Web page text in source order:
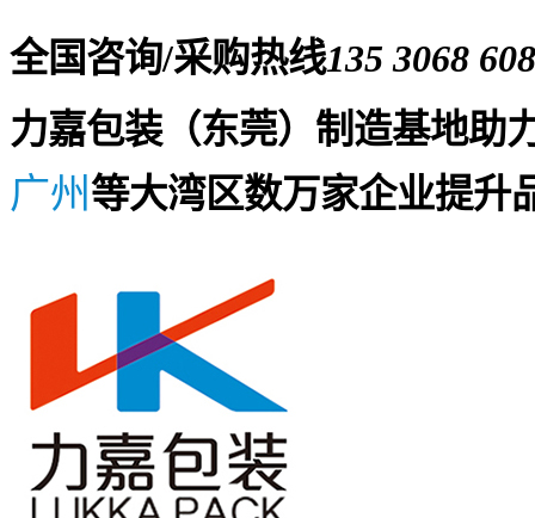
全国咨询/采购热线135 3068
力嘉包装（东莞）制造基地助
广州等大湾区数万家企业提升